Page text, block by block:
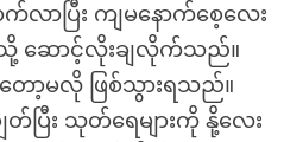
ာပြီး ကျမနောက်စေ့လေး
ဆောင့်လိုးချလိုက်သည်။
တော့မလို ဖြစ်သွားရသည်။
ျွတ်ပြီး သုတ်ရေများကို နို့လေး